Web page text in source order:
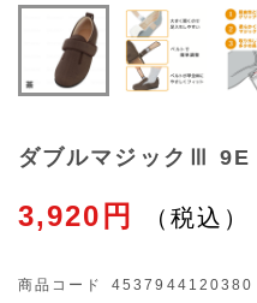
ダブルマジックⅢ 9E
3,920円
商品コード
4537944120380